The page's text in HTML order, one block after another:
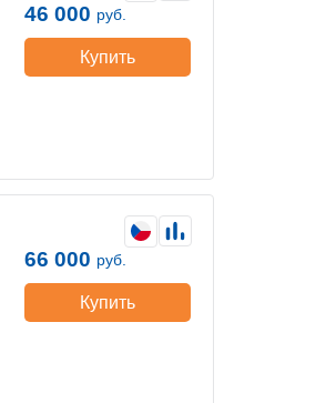
46 000 руб.
Купить
66 000 руб.
Купить